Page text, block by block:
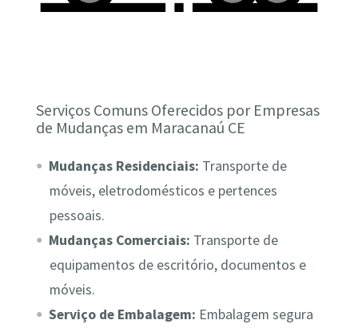
Serviços Comuns Oferecidos por Empresas
de Mudanças em Maracanaú CE
Mudanças Residenciais: Transporte de
móveis, eletrodomésticos e pertences
pessoais.
Mudanças Comerciais: Transporte de
equipamentos de escritório, documentos e
móveis.
Serviço de Embalagem: Embalagem segura